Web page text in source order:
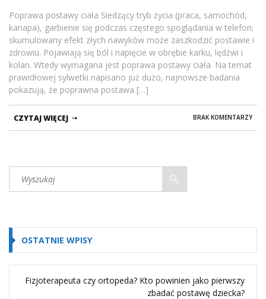
Poprawa postawy ciała Siedzący tryb życia (praca, samochód,
kanapa), garbienie się podczas częstego spoglądania w telefon;
skumulowany efekt złych nawyków może zaszkodzić postawie i
zdrowiu. Pojawiają się ból i napięcie w obrębie karku, lędźwi i
kolan. Wtedy wymagana jest poprawa postawy ciała. Na temat
prawidłowej sylwetki napisano już dużo, najnowsze badania
pokazują, że poprawna postawa […]
BRAK KOMENTARZY
CZYTAJ WIĘCEJ
OSTATNIE WPISY
Fizjoterapeuta czy ortopeda? Kto powinien jako pierwszy
zbadać postawę dziecka?